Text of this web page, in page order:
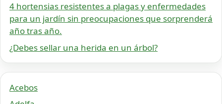
4 hortensias resistentes a plagas y enfermedades
para un jardín sin preocupaciones que sorprenderá
año tras año.
¿Debes sellar una herida en un árbol?
Acebos